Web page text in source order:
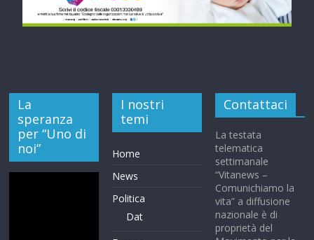
La
speranza
per “Uno di
noi”
I nostri
temi
Home
News
Politica
Dat
Contattaci
La testata
telematica
settimanale
“Vitanews –
Comunichiamo la
vita” a diffusione
nazionale è di
proprietà del